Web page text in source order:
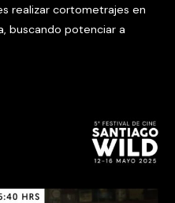
realizar cortometrajes en
buscando potenciar a